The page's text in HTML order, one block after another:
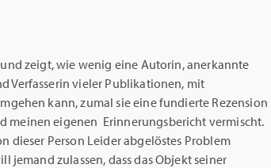
zeigt, wie wenig eine Autorin, anerkannte
Verfasserin vieler Publikationen, mit
kann, zumal sie eine fundierte Rezension
meinen eigenen Erinnerungsbericht vermischt.
dieser Person Leider abgelöstes Problem
jemand zulassen, dass das Objekt seiner